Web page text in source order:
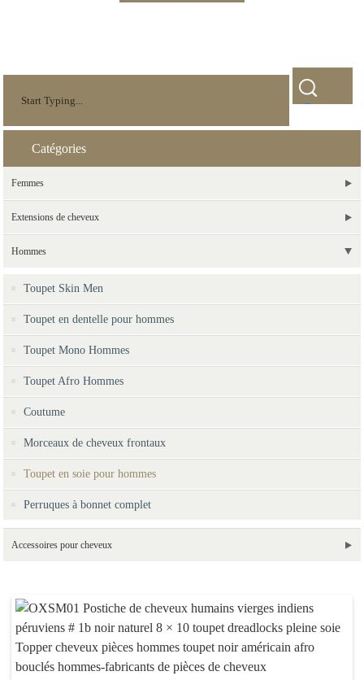
Catégories
Femmes
Extensions de cheveux
Hommes
Toupet Skin Men
Toupet en dentelle pour hommes
Toupet Mono Hommes
Toupet Afro Hommes
Coutume
Morceaux de cheveux frontaux
Toupet en soie pour hommes
Perruques à bonnet complet
Accessoires pour cheveux